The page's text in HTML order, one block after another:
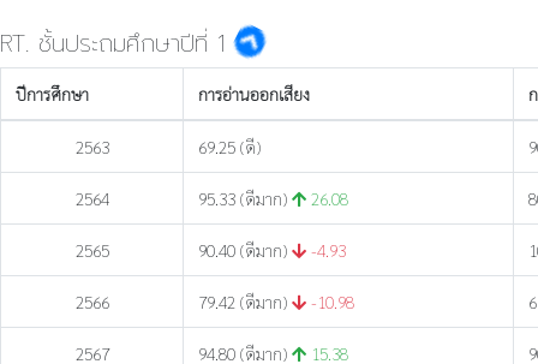
RT. ชั้นประถมศึกษาปีที่ 1
ปีการศึกษา การอ่านออกเสียง
2563 69.25 (ดี)
2564 95.33 (ดีมาก) 26.08
2565 90.40 (ดีมาก) -4.93
2566 79.42 (ดีมาก) -10.98
2567 94.80 (ดีมาก) 15.38